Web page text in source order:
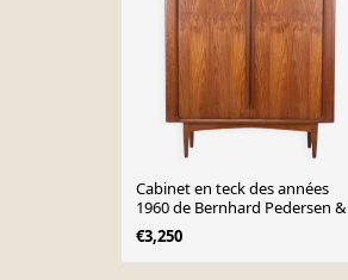
Cabinet en teck des années
1960 de Bernhard Pedersen &
Son
€3,250